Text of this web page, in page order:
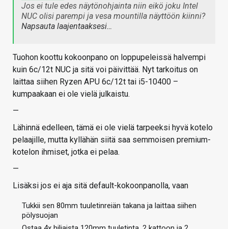
Jos ei tule edes näytönohjainta niin eikö joku Intel
NUC olisi parempi ja vesa mountilla näyttöön kiinni?
Napsauta laajentaaksesi…
Tuohon koottu kokoonpano on loppupeleissä halvempi
kuin 6c/12t NUC ja sitä voi päivittää. Nyt tarkoitus on
laittaa siihen Ryzen APU 6c/12t tai i5-10400 –
kumpaakaan ei ole vielä julkaistu.
—
Lähinnä edelleen, tämä ei ole vielä tarpeeksi hyvä kotelo
pelaajille, mutta kyllähän siitä saa semmoisen premium-
kotelon ihmiset, jotka ei pelaa.
—
Lisäksi jos ei aja sitä default-kokoonpanolla, vaan
Tukkii sen 80mm tuuletinreiän takana ja laittaa siihen
pölysuojan